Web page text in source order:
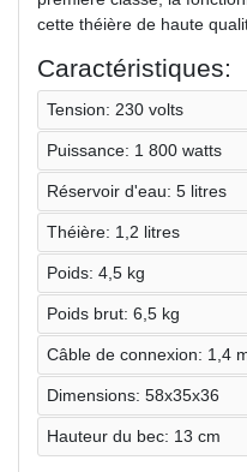
cette théière de haute
Caractéristiques:
Tension: 230 volts
Puissance: 1 800 watts
Réservoir d'eau: 5 litres
Théière: 1,2 litres
Poids: 4,5 kg
Poids brut: 6,5 kg
Câble de connexion: 1,4
Dimensions: 58x35x36
Hauteur du bec: 13 cm